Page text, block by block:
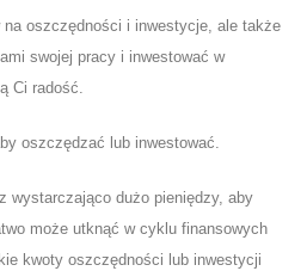
na oszczędności i inwestycje, ale także
swojej pracy i inwestować w
Ci radość.
oszczędzać lub inwestować.
wystarczająco dużo pieniędzy, aby
może utknąć w cyklu finansowych
kwoty oszczędności lub inwestycji